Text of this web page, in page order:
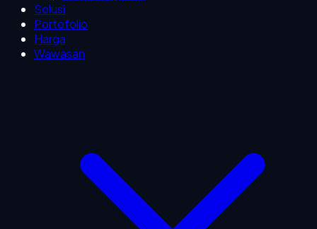
Solusi
Portofolio
Harga
Wawasan